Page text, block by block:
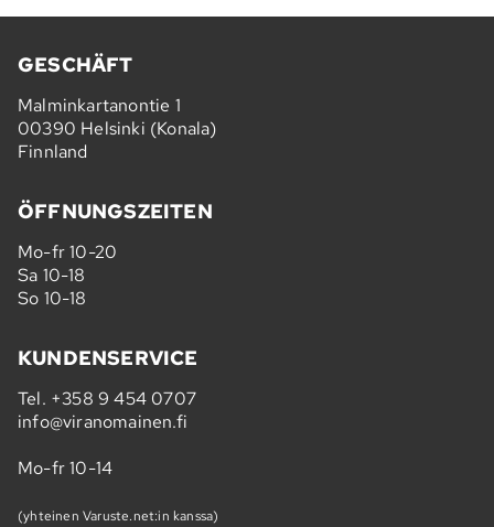
GESCHÄFT
Malminkartanontie 1
00390 Helsinki (Konala)
Finnland
ÖFFNUNGSZEITEN
Mo-fr 10-20
Sa 10-18
So 10-18
KUNDENSERVICE
Tel. +358 9 454 0707
info@viranomainen.fi
Mo-fr 10-14
(yhteinen Varuste.net:in kanssa)